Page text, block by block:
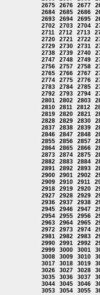
2675
2676 2677
2684
2685 2686
2693
2694 2695
2702
2703 2704
2711
2712 2713
2720
2721 2722
2729
2730 2731
2738
2739 2740
2747
2748 2749
2756
2757 2758
2765
2766 2767
2774
2775 2776
2783
2784 2785
2792
2793 2794
2801
2802 2803
2810
2811 2812
2819
2820 2821
2828
2829 2830
2837
2838 2839
2846
2847 2848
2855
2856 2857
2864
2865 2866
2873
2874 2875
2882
2883 2884
2891
2892 2893
2900
2901 2902
2909
2910 2911
2918
2919 2920
2927
2928 2929
2936
2937 2938
2945
2946 2947
2954
2955 2956
2963
2964 2965
2972
2973 2974
2981
2982 2983
2990
2991 2992
2999
3000 3001
3008
3009 3010
3017
3018 3019
3026
3027 3028
3035
3036 3037
3044
3045 3046
3053
3054 3055